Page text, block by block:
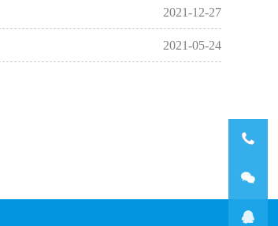
2021-12-27
2021-05-24